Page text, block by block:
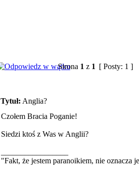
Strona 1 z 1 [ Posty: 1 ]
Tytuł: Anglia?
Czołem Bracia Poganie!
Siedzi ktoś z Was w Anglii?
"Fakt, że jestem paranoikiem, nie oznacza